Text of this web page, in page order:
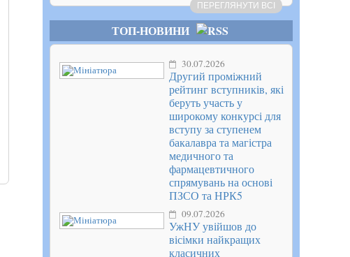
ПЕРЕГЛЯНУТИ ВСІ
ТОП-НОВИНИ
30.07.2026
Другий проміжний
рейтинг вступників, які
беруть участь у
широкому конкурсі для
вступу за ступенем
бакалавра та магістра
медичного та
фармацевтичного
спрямувань на основі
ПЗСО та НРК5
09.07.2026
УжНУ увійшов до
вісімки найкращих
класичних